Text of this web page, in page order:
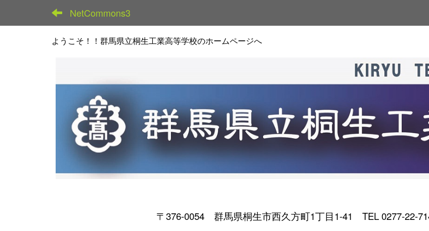
NetCommons3
ようこそ！！群馬県立桐生工業高等学校のホームページへ
〒376-0054 群馬県桐生市西久方町1丁目1-41 TEL 0277-22-